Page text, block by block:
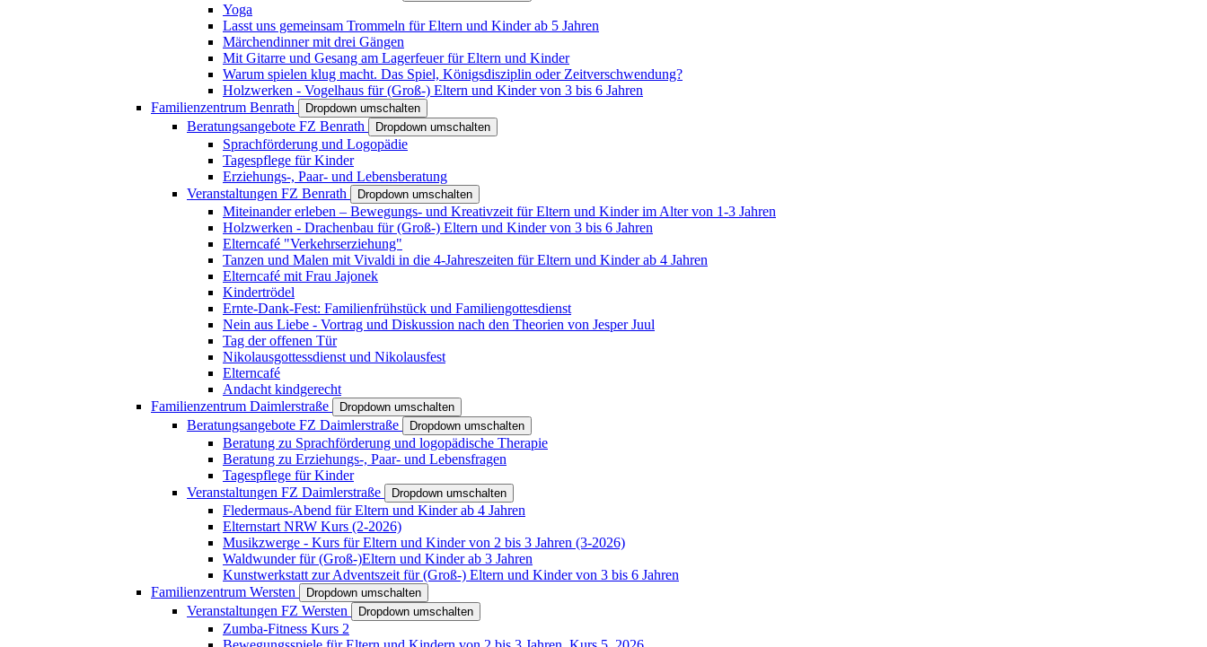
Yoga
Lasst uns gemeinsam Trommeln für Eltern und Kinder ab 5 Jahren
Märchendinner mit drei Gängen
Mit Gitarre und Gesang am Lagerfeuer für Eltern und Kinder
Warum spielen klug macht. Das Spiel, Königsdisziplin oder Zeitverschwendung?
Holzwerken - Vogelhaus für (Groß-) Eltern und Kinder von 3 bis 6 Jahren
Familienzentrum Benrath
Dropdown umschalten
Beratungsangebote FZ Benrath Dropdown umschalten
Sprachförderung und Logopädie
Tagespflege für Kinder
Erziehungs-, Paar- und Lebensberatung
Veranstaltungen FZ Benrath
Dropdown umschalten
Miteinander erleben – Bewegungs- und Kreativzeit für Eltern und Kinder im Alter von 1-3 Jahren
Holzwerken - Drachenbau für (Groß-) Eltern und Kinder von 3 bis 6 Jahren
Elterncafé "Verkehrserziehung"
Tanzen und Malen mit Vivaldi in die 4-Jahreszeiten für Eltern und Kinder ab 4 Jahren
Elterncafé mit Frau Jajonek
Kindertrödel
Ernte-Dank-Fest: Familienfrühstück und Familiengottesdienst
Nein aus Liebe - Vortrag und Diskussion nach den Theorien von Jesper Juul
Tag der offenen Tür
Nikolausgottessdienst und Nikolausfest
Elterncafé
Andacht kindgerecht
Familienzentrum Daimlerstraße
Dropdown umschalten
Beratungsangebote FZ Daimlerstraße Dropdown umschalten
Beratung zu Sprachförderung und logopädische Therapie
Beratung zu Erziehungs-, Paar- und Lebensfragen
Tagespflege für Kinder
Veranstaltungen FZ Daimlerstraße
Dropdown umschalten
Fledermaus-Abend für Eltern und Kinder ab 4 Jahren
Elternstart NRW Kurs (2-2026)
Musikzwerge - Kurs für Eltern und Kinder von 2 bis 3 Jahren (3-2026)
Waldwunder für (Groß-)Eltern und Kinder ab 3 Jahren
Kunstwerkstatt zur Adventszeit für (Groß-) Eltern und Kinder von 3 bis 6 Jahren
Familienzentrum Wersten
Dropdown umschalten
Veranstaltungen FZ Wersten Dropdown umschalten
Zumba-Fitness Kurs 2